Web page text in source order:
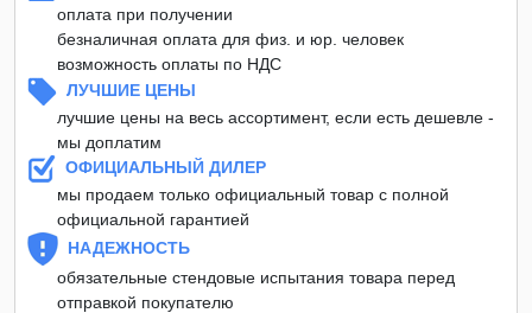
оплата при получении
безналичная оплата для физ. и юр. человек
возможность оплаты по НДС
ЛУЧШИЕ ЦЕНЫ
лучшие цены на весь ассортимент, если есть дешевле -
мы доплатим
ОФИЦИАЛЬНЫЙ ДИЛЕР
мы продаем только официальный товар с полной
официальной гарантией
НАДЕЖНОСТЬ
обязательные стендовые испытания товара перед
отправкой покупателю